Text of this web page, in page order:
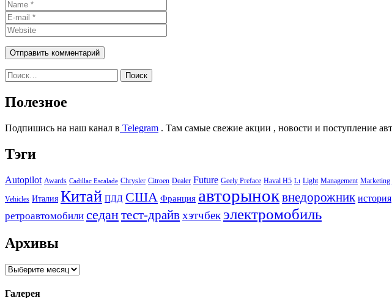
Найти:
Полезное
Подпишись на наш канал в Telegram . Там самые свежие акции , новости и поступление
Тэги
Autopilot Awards Cadillac Escalade Chrysler Citroen Dealer Future Geely Preface Haval H5 Li Light Management Marketing
Vehicles Италия Китай ПДД США Франция авторыноквнедорожник история
ретроавтомобили седантест-драйвхэтчбек электромобиль
Архивы
Архивы
Галерея